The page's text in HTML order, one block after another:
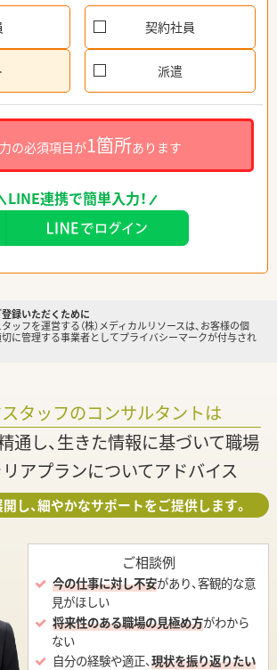
契約社員
派遣
の必須項目が1箇所あります
LINE連携で簡単入力！
録いただくために
ッフを運営する（株）メディカルリソースは、お客様の個
に管理する事業者としてプライバシーマークが付与され
タッフのコンサルタントは
通し、生きた情報に基づいて職場
アプランについてアドバイス
し、細やかなサポートをご提供します。
ご相談例
今の仕事に対し不安があり、客観的な意
見がほしい
将来性のある職場の見極め方がわから
ない
自分の経験や適正、現状を振り返りたい